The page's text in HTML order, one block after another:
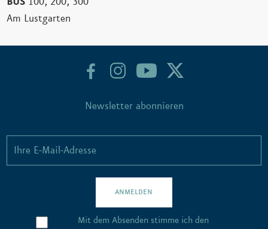
Am Lustgarten
Newsletter abonnieren
ANMELDEN
Mit dem Absenden stimme ich den